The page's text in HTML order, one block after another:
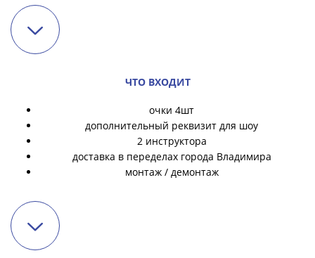
ЧТО ВХОДИТ
очки 4шт
дополнительный реквизит для шоу
2 инструктора
доставка в переделах города Владимира
монтаж / демонтаж